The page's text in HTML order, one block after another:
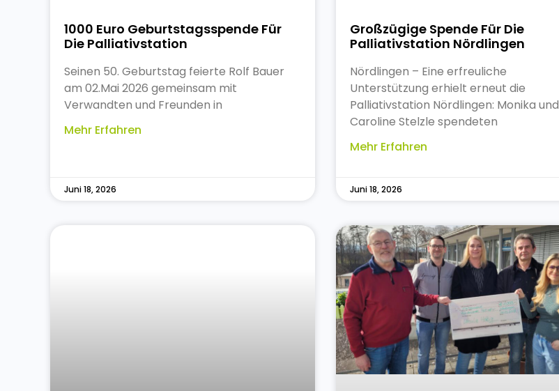
1000 Euro Geburtstagsspende Für
Die Palliativstation
Seinen 50. Geburtstag feierte Rolf Bauer
am 02.Mai 2026 gemeinsam mit
Verwandten und Freunden in
Mehr Erfahren
Juni 18, 2026
Großzügige Spende Für Die
Palliativstation Nördlingen
Nördlingen – Eine erfreuliche
Unterstützung erhielt erneut die
Palliativstation Nördlingen: Monika und
Caroline Stelzle spendeten
Mehr Erfahren
Juni 18, 2026